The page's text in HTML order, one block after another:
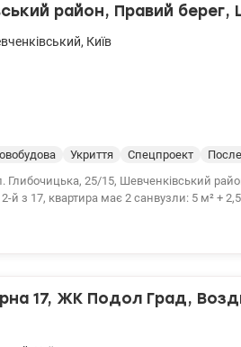
valion.ua/1153209район, Правий берег,
, Київ
Укриття Спецпроект
25/15, Шевченківський
й з 17, квартира має 2 санвузли: 5 м² +
НП • Освіта: поряд дитячі садочки,
метро “Лук’янівська”, 15 хвилин до
17, ЖК Подол Град,